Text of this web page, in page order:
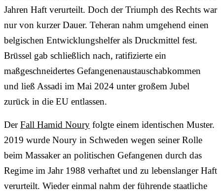
Jahren Haft verurteilt. Doch der Triumph des Rechts war
nur von kurzer Dauer. Teheran nahm umgehend einen
belgischen Entwicklungshelfer als Druckmittel fest.
Brüssel gab schließlich nach, ratifizierte ein
maßgeschneidertes Gefangenenaustauschabkommen
und ließ Assadi im Mai 2024 unter großem Jubel
zurück in die EU entlassen.
DerFall Hamid Noury ​​folgte einem identischen Muster.
2019 wurde Noury ​​in Schweden wegen seiner Rolle
beim Massaker an politischen Gefangenen durch das
Regime im Jahr 1988 verhaftet und zu lebenslanger Haft
verurteilt. Wieder einmal nahm der führende staatliche